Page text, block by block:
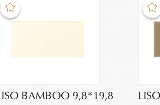
BAMBOO 9,8*19,8